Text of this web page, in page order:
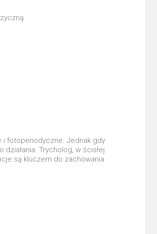
i fotoperiodyczne. Jednak gdy
Trycholog, w ścisłej
są kluczem do zachowania